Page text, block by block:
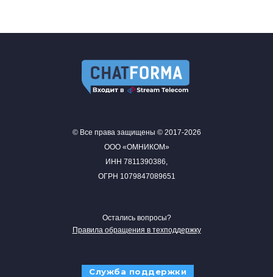
© Все права защищены © 2017-2026
ООО «ОМНИКОМ»
ИНН 7811390386,
ОГРН 1079847089651
Остались вопросы?
Служба поддержки
Правила обращения в техподдержку